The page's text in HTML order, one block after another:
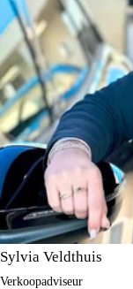
Sylvia Veldthuis
Verkoopadviseur